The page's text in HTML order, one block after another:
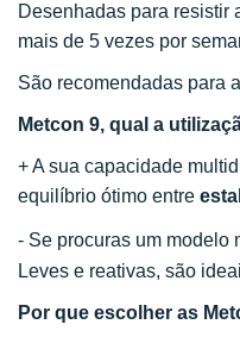
Desenhadas para resistir
mais de 5 vezes por
São recomendadas para
Metcon 9, qual a
+ A sua capacidade
equilíbrio ótimo entre
- Se procuras um modelo
Leves e reativas, são
Por que escolher as